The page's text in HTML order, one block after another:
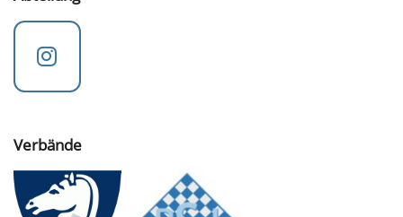
Verbände